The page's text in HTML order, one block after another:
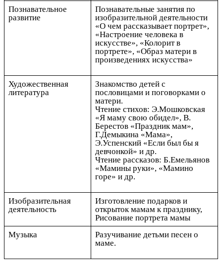
Познавательное
развитие
Познавательные занятия по
изобразительной деятельности
«О чем рассказывает портрет»,
«Настроение человека в
искусстве», «Колорит в
портрете», «Образ матери в
произведениях искусства»
Художественная
литература
Знакомство детей с
пословицами и поговорками о
матери.
Чтение стихов: Э.Мошковская
«Я маму свою обидел», В.
Берестов «Праздник мам»,
Г.Демыкина «Мама»,
Э.Успенский «Если был бы я
девчонкой» и др.
Чтение рассказов: Б.Емельянов
«Мамины руки», «Мамино
горе» и др.
Изобразительная
деятельность
Изготовление подарков и
открыток мамам к празднику,
Рисование портрета мамы
Музыка
Разучивание детьми песен о
маме.